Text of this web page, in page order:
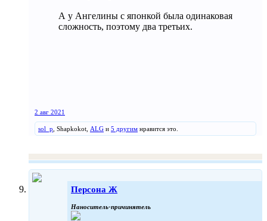
А у Ангелины с японкой была одинаковая
сложность, поэтому два третьих.
2 авг 2021
sol_p Shapkokot ALG и 5 другим нравится это.
Персона Ж
Наноситель-причинятель